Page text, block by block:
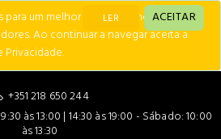
um melhor desempenho e
Ao continuar a navegar aceita a
LER ACEITAR
+351 218 650 244
às 13:00 | 14:30 às 19:00 - Sábado: 10:00
às 13:30